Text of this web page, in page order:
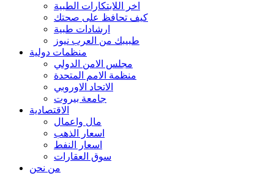
اخر اللابتكارات الطبية
كيف تحافظ على صحتك
ارشادات طبية
طبيبك من العرب نيوز
منظمات دولية
مجلس الامن الدولي
منظمة الامم المتحدة
الاتحاد الاوروبي
جامعة بيروت
الاقتصادية
مال واعمال
اسعار الذهب
اسعار النفط
سوق العقارات
من نحن